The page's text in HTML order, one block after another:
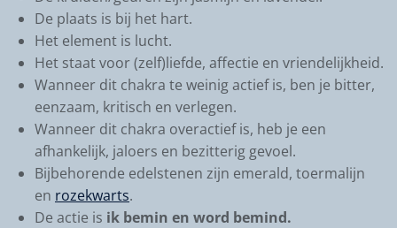
De plaats is bij het hart.
Het element is lucht.
Het staat voor (zelf)liefde, affectie en vriendelijkheid.
Wanneer dit chakra te weinig actief is, ben je bitter,
eenzaam, kritisch en verlegen.
Wanneer dit chakra overactief is, heb je een
afhankelijk, jaloers en bezitterig gevoel.
Bijbehorende edelstenen zijn emerald, toermalijn
en rozekwarts.
De actie is ik bemin en word bemind.